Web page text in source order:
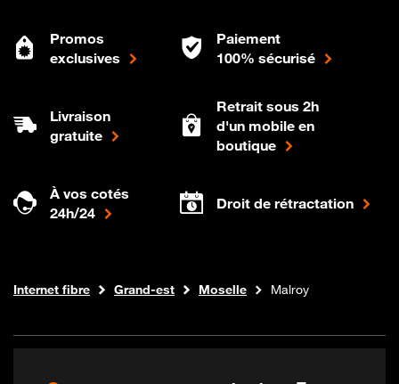
Promos
exclusives
Paiement
100% sécurisé
Livraison
gratuite
Retrait sous 2h
d'un mobile en
boutique
À vos cotés
24h/24
Droit de rétractation
Boutique Orange
Internet fibre Grand-est Moselle Malroy